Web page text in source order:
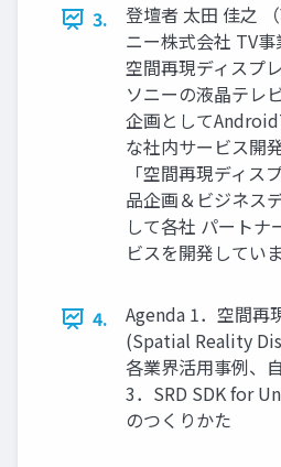
3.
登壇者 太田 佳之
ニー株式会社 TV
空間再現ディスプ
ソニーの液晶テレ
企画として
な社内サービス開
「空間再現ディス
品企画＆ビジネス
して各社 パートナ
ビスを開発していま
4.
Agenda 1．空間再
(Spatial Reality
各業界活用事例、
3．SRD SDK for
のつくりかた